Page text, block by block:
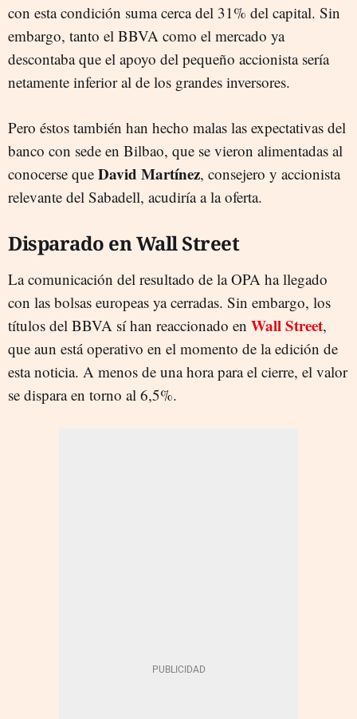
con esta condición suma cerca del 31% del capital. Sin
embargo, tanto el BBVA como el mercado ya
descontaba que el apoyo del pequeño accionista sería
netamente inferior al de los grandes inversores.
Pero éstos también han hecho malas las expectativas del
banco con sede en Bilbao, que se vieron alimentadas al
conocerse que David Martínez, consejero y accionista
relevante del Sabadell, acudiría a la oferta.
Disparado en Wall Street
La comunicación del resultado de la OPA ha llegado
con las bolsas europeas ya cerradas. Sin embargo, los
títulos del BBVA sí han reaccionado en Wall Street,
que aun está operativo en el momento de la edición de
esta noticia. A menos de una hora para el cierre, el valor
se dispara en torno al 6,5%.